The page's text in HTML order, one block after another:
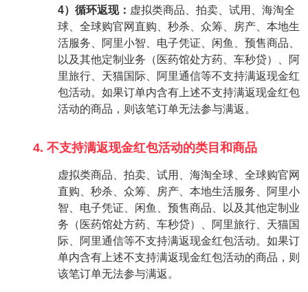
4）循环返现： 虚拟类商品、拍卖、试用、海淘全
球、全球购官网直购、秒杀、众筹、房产、本地生
活服务、阿里小智、电子凭证、闲鱼、预售商品、
以及其他定制业务（医药馆处方药、车秒贷）、阿
里旅行、天猫国际、阿里通信等不支持满返现金红
包活动。如果订单内含有上述不支持满返现金红包
活动的商品，则该笔订单无法参与满返。
4. 不支持满返现金红包活动的类目和商品
虚拟类商品、拍卖、试用、海淘全球、全球购官网
直购、秒杀、众筹、房产、本地生活服务、阿里小
智、电子凭证、闲鱼、预售商品、以及其他定制业
务（医药馆处方药、车秒贷）、阿里旅行、天猫国
际、阿里通信等不支持满返现金红包活动。如果订
单内含有上述不支持满返现金红包活动的商品，则
该笔订单无法参与满返。